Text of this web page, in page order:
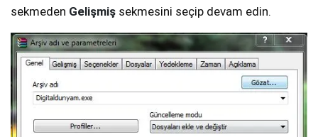
sekmeden Gelişmiş sekmesini seçip devam edin.